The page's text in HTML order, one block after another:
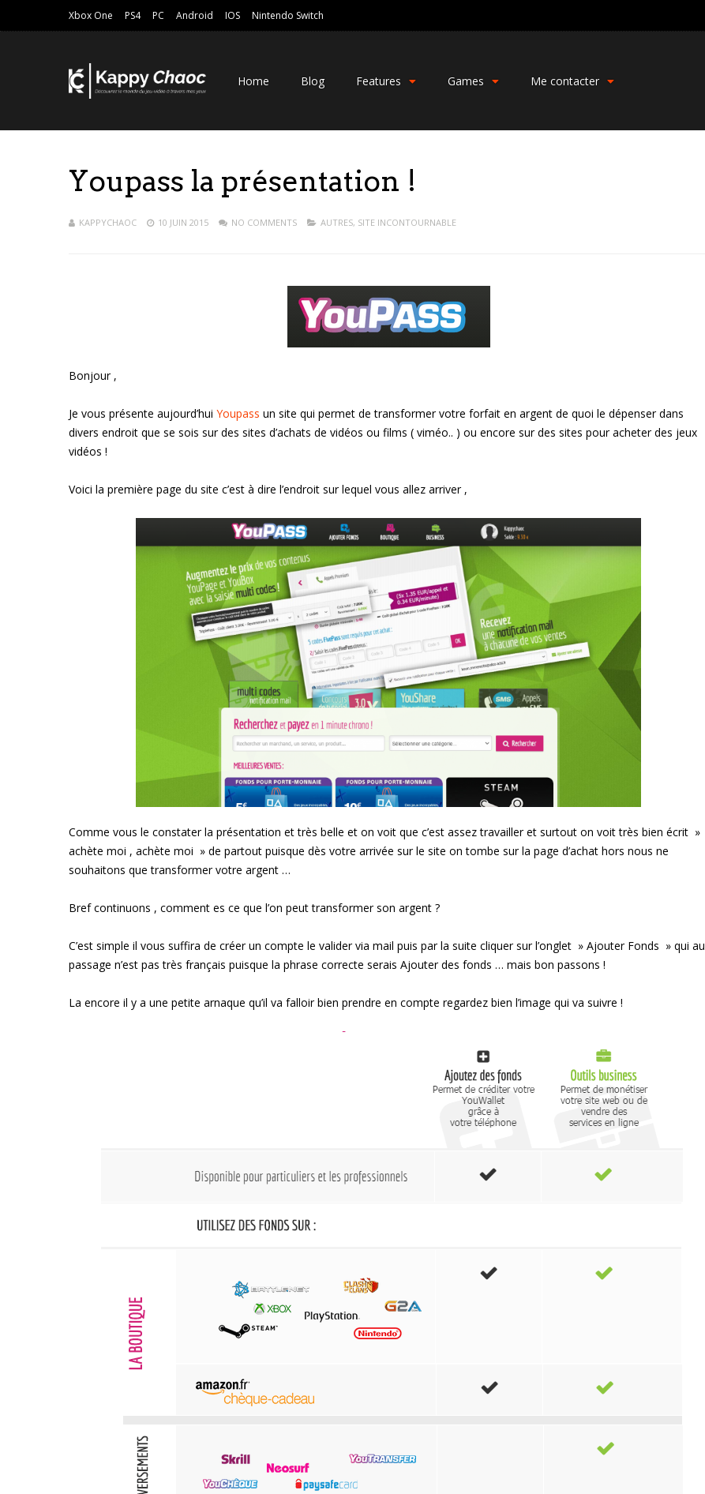
Xbox One PS4 PC Android IOS Nintendo Switch
Home Blog Features Games Me contacter
Youpass la présentation !
KAPPYCHAOC 10 JUIN 2015 NO COMMENTS AUTRES, SITE INCONTOURNABLE
Bonjour ,
Je vous présente aujourd’hui Youpass un site qui permet de transformer votre forfait en argent de quoi le dépenser dans
divers endroit que se sois sur des sites d’achats de vidéos ou films ( viméo.. ) ou encore sur des sites pour acheter des jeux
vidéos !
Voici la première page du site c’est à dire l’endroit sur lequel vous allez arriver ,
Comme vous le constater la présentation et très belle et on voit que c’est assez travailler et surtout on voit très bien écrit »
achète moi , achète moi » de partout puisque dès votre arrivée sur le site on tombe sur la page d’achat hors nous ne
souhaitons que transformer votre argent …
Bref continuons , comment es ce que l’on peut transformer son argent ?
C’est simple il vous suffira de créer un compte le valider via mail puis par la suite cliquer sur l’onglet » Ajouter Fonds » qui au
passage n’est pas très français puisque la phrase correcte serais Ajouter des fonds … mais bon passons !
La encore il y a une petite arnaque qu’il va falloir bien prendre en compte regardez bien l’image qui va suivre !